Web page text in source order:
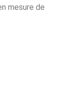
mesure de